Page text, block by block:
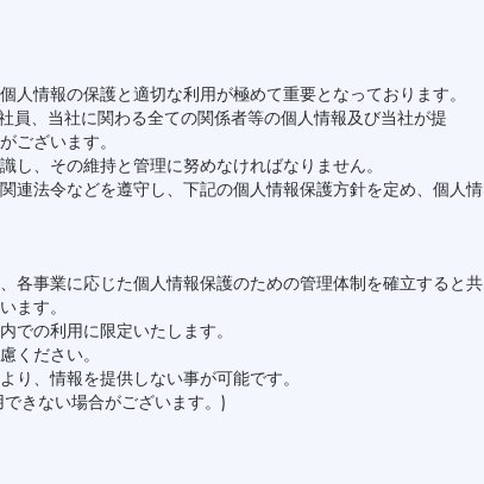
情報の保護と適切な利用が極めて重要となっております。
員、当社に関わる全ての関係者等の個人情報及び当社が提
ございます。
、その維持と管理に努めなければなりません。
連法令などを遵守し、下記の個人情報保護方針を定め、個人情
各事業に応じた個人情報保護のための管理体制を確立すると共
ます。
での利用に限定いたします。
ください。
、情報を提供しない事が可能です。
きない場合がございます。)